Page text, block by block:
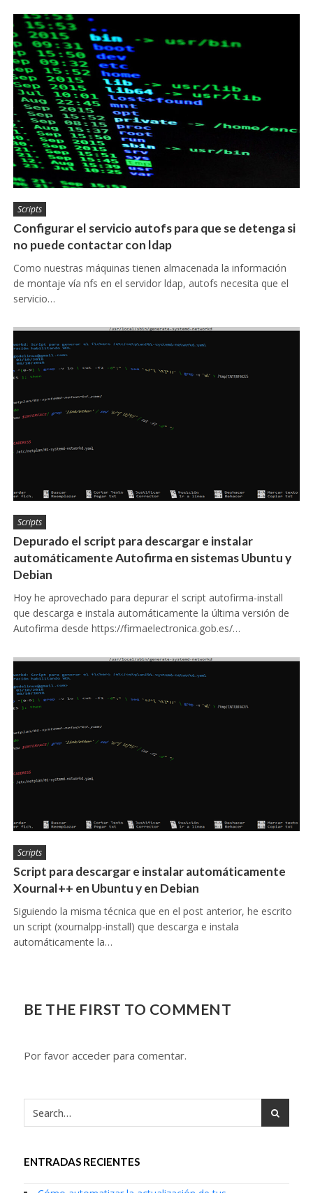
Scripts
Configurar el servicio autofs para que se detenga si
no puede contactar con ldap
Como nuestras máquinas tienen almacenada la información
de montaje vía nfs en el servidor ldap, autofs necesita que el
servicio…
Scripts
Depurado el script para descargar e instalar
automáticamente Autofirma en sistemas Ubuntu y
Debian
Hoy he aprovechado para depurar el script autofirma-install
que descarga e instala automáticamente la última versión de
Autofirma desde https://firmaelectronica.gob.es/…
Scripts
Script para descargar e instalar automáticamente
Xournal++ en Ubuntu y en Debian
Siguiendo la misma técnica que en el post anterior, he escrito
un script (xournalpp-install) que descarga e instala
automáticamente la…
BE THE FIRST TO COMMENT
Por favor acceder para comentar.
ENTRADAS RECIENTES